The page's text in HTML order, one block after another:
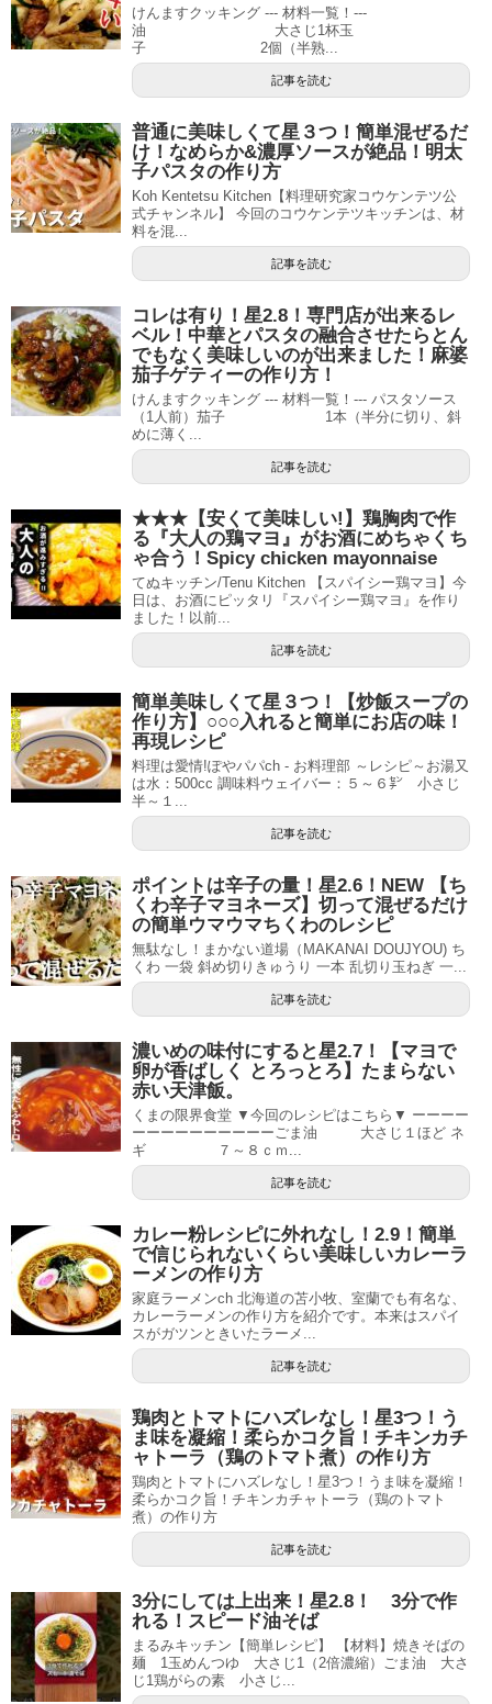
けんますクッキング --- 材料一覧！---
油 大さじ1杯玉
子 2個（半熟...
記事を読む
普通に美味しくて星３つ！簡単混ぜるだ
け！なめらか&濃厚ソースが絶品！明太
子パスタの作り方
Koh Kentetsu Kitchen【料理研究家コウケンテツ公
式チャンネル】 今回のコウケンテツキッチンは、材
料を混...
記事を読む
コレは有り！星2.8！専門店が出来るレ
ベル！中華とパスタの融合させたらとん
でもなく美味しいのが出来ました！麻婆
茄子ゲティーの作り方！
けんますクッキング --- 材料一覧！--- パスタソース
（1人前）茄子 1本（半分に切り、斜
めに薄く...
記事を読む
★★★【安くて美味しい!】鶏胸肉で作
る『大人の鶏マヨ』がお酒にめちゃくち
ゃ合う！Spicy chicken mayonnaise
てぬキッチン/Tenu Kitchen 【スパイシー鶏マヨ】今
日は、お酒にピッタリ『スパイシー鶏マヨ』を作り
ました！以前...
記事を読む
簡単美味しくて星３つ！【炒飯スープの
作り方】○○○入れると簡単にお店の味！
再現レシピ
料理は愛情!ぽやパパch - お料理部 ～レシピ～お湯又
は水：500cc 調味料ウェイバー：５～６㌢ 小さじ
半～１...
記事を読む
ポイントは辛子の量！星2.6！NEW 【ち
くわ辛子マヨネーズ】切って混ぜるだけ
の簡単ウマウマちくわのレシピ
無駄なし！まかない道場（MAKANAI DOUJYOU) ち
くわ 一袋 斜め切りきゅうり 一本 乱切り玉ねぎ 一...
記事を読む
濃いめの味付にすると星2.7！【マヨで
卵が香ばしく とろっとろ】たまらない
赤い天津飯。
くまの限界食堂 ▼今回のレシピはこちら▼ ーーーー
ーーーーーーーーーーごま油 大さじ１ほど ネ
ギ ７～８ｃｍ...
記事を読む
カレー粉レシピに外れなし！2.9！簡単
で信じられないくらい美味しいカレーラ
ーメンの作り方
家庭ラーメンch 北海道の苫小牧、室蘭でも有名な、
カレーラーメンの作り方を紹介です。本来はスパイ
スがガツンときいたラーメ...
記事を読む
鶏肉とトマトにハズレなし！星3つ！う
ま味を凝縮！柔らかコク旨！チキンカチ
ャトーラ（鶏のトマト煮）の作り方
鶏肉とトマトにハズレなし！星3つ！うま味を凝縮！
柔らかコク旨！チキンカチャトーラ（鶏のトマト
煮）の作り方
記事を読む
3分にしては上出来！星2.8！ 3分で作
れる！スピード油そば
まるみキッチン【簡単レシピ】 【材料】焼きそばの
麺 1玉めんつゆ 大さじ1（2倍濃縮）ごま油 大さ
じ1鶏がらの素 小さじ...